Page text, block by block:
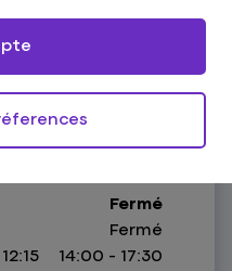
Fermé
Fermé
14:00 - 17:30